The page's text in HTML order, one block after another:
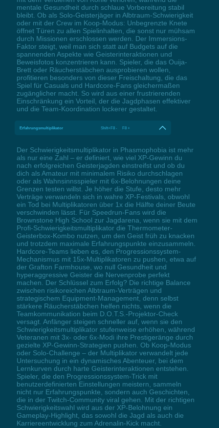
mentale Gesundheit durch schlaue Vorbereitung stabil
bleibt. Ob als Solo-Geisterjäger in Albtraum-Schwierigkeit
oder mit der Crew im Koop-Modus: Unbegrenzte Knete
öffnet Türen zu allen Spielinhalten, die sonst nur mühsam
durch Missionen erschlossen werden. Der Immersions-
Faktor steigt, weil man sich statt auf Budgets auf die
spannenden Aspekte wie Geisterinteraktionen und
Beweisfotos konzentrieren kann. Spieler, die das Ouija-
Brett oder Räucherstäbchen ausprobieren wollen,
profitieren besonders von dieser Freischaltung, die das
Spiel für Casuals und Hardcore-Fans gleichermaßen
zugänglicher macht. So wird aus einer frustrierenden
Einschränkung ein Vorteil, der die Jagdphasen effektiver
und die Team-Koordination lockerer gestaltet.
Erfahrungsmultiplikator Shift+F8 - F8 +
Der Schwierigkeitsmultiplikator in Phasmophobia ist mehr
als nur eine Zahl – er definiert, wie viel XP-Gewinn du
nach erfolgreichen Geisterjagden einstreifst und ob du
dich als Amateur mit minimalem Risiko durchschlagen
oder als Wahnsinnsspieler mit 6x-Belohnungen deine
Grenzen testen willst. Je höher die Stufe, desto mehr
Verträge verwandeln sich in wahre XP-Festivals, obwohl
ein Tod bei Multiplikatoren über 1x die Hälfte deiner Beute
verschwinden lässt. Für Speedrun-Fans wird die
Brownstone High School zur Jagdarena, wenn sie mit dem
Profi-Schwierigkeitsmultiplikator die Thermometer-
Geisterbox-Kombo nutzen, um den Geist früh zu knacken
und trotzdem maximale Erfahrungspunkte einzusammeln.
Hardcore-Teams lieben es, den Progressionssystem-
Mechanismus mit 15x-Multiplikatoren zu pushen, etwa auf
der Grafton Farmhouse, wo null Gesundheit und
hyperaggressive Geister die Nervenprobe perfekt
machen. Der Schlüssel zum Erfolg? Die richtige Balance
zwischen risikoreichen Albtraum-Verträgen und
strategischem Equipment-Management, denn selbst
stärkere Räucherstäbchen helfen nichts, wenn die
Teamkommunikation beim D.O.T.S.-Projektor-Check
versagt. Anfänger steigen schneller auf, wenn sie den
Schwierigkeitsmultiplikator stufenweise erhöhen, während
Veteranen mit 3x- oder 6x-Modi ihre Prestigeränge durch
gezielte XP-Gewinn-Strategien pushen. Ob Koop-Modus
oder Solo-Challenge – der Multiplikator verwandelt jede
Untersuchung in ein dynamisches Abenteuer, bei dem
Lernkurven durch harte Geisterinteraktionen entstehen.
Spieler, die den Progressionssystem-Trick mit
benutzerdefinierten Einstellungen meistern, sammeln
nicht nur Erfahrungspunkte, sondern auch Geschichten,
die in der Twitch-Community viral gehen. Mit der richtigen
Schwierigkeitswahl wird aus der XP-Belohnung ein
Gameplay-Highlight, das sowohl die Jagd als auch die
Karriereentwicklung zum Adrenalin-Kick macht.